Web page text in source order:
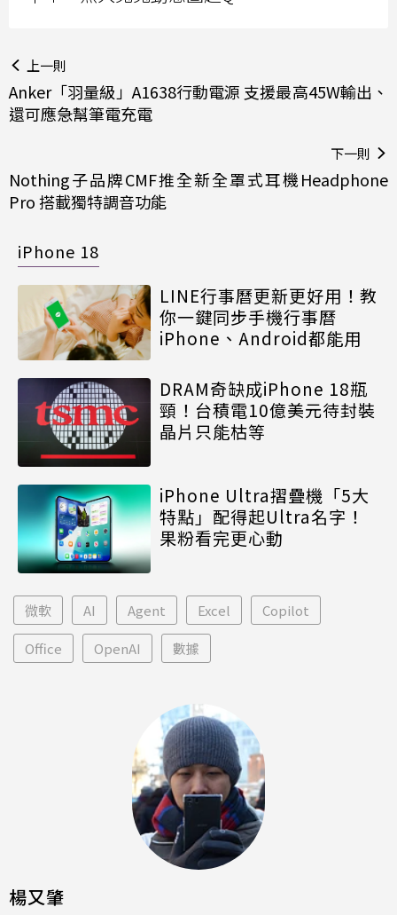
上一則
Anker「羽量級」A1638行動電源 支援最高45W輸出、
還可應急幫筆電充電
下一則
Nothing子品牌CMF推全新全罩式耳機Headphone
Pro 搭載獨特調音功能
iPhone 18
LINE行事曆更新更好用！教
你一鍵同步手機行事曆
iPhone、Android都能用
DRAM奇缺成iPhone 18瓶
頸！台積電10億美元待封裝
晶片只能枯等
iPhone Ultra摺疊機「5大
特點」配得起Ultra名字！
果粉看完更心動
微軟 AI Agent Excel Copilot
Office OpenAI 數據
楊又肇